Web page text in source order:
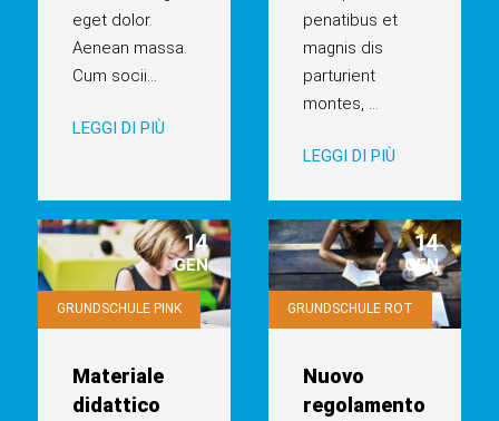
eget dolor.
Aenean massa.
Cum socii...
LEGGI DI PIÙ
penatibus et
magnis dis
parturient
montes, ...
LEGGI DI PIÙ
14
GEN
GRUNDSCHULE PINK
Materiale
didattico
14
GEN
GRUNDSCHULE ROT
Nuovo
regolamento